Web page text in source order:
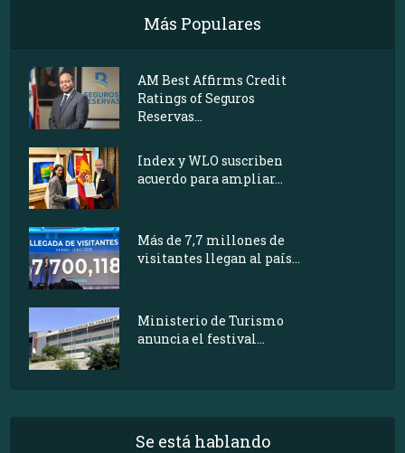
Más Populares
AM Best Affirms Credit
Ratings of Seguros
Reservas...
Index y WLO suscriben
acuerdo para ampliar...
Más de 7,7 millones de
visitantes llegan al país...
Ministerio de Turismo
anuncia el festival...
Se está hablando